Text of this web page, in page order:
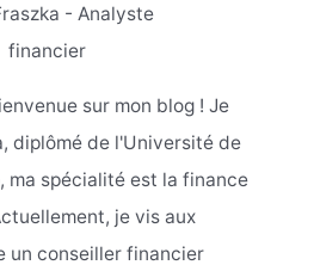
- Analyste
financier
sur mon blog ! Je
diplômé de l'Université de
ma spécialité est la finance
je vis aux
un conseiller financier